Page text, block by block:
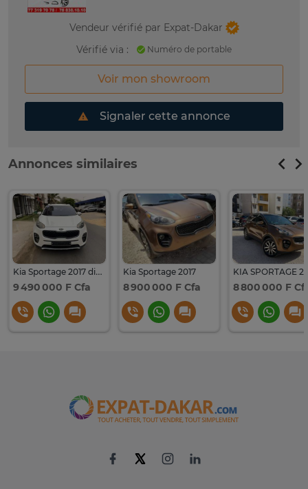
Vendeur vérifié par Expat-Dakar
Vérifié via :
Numéro de portable
Voir mon showroom
Signaler cette annonce
Annonces similaires
Kia Sportage 2017 diesel
9 490 000 F Cfa
Kia Sportage 2017
8 900 000 F Cfa
KIA SPORTAGE
8 800 000 F